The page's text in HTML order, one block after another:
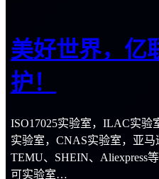
美好世界，亿
护！
ISO17025实验室，ILAC实验
实验室，CNAS实验室，亚马
TEMU、SHEIN、Aliexpress
可实验室…